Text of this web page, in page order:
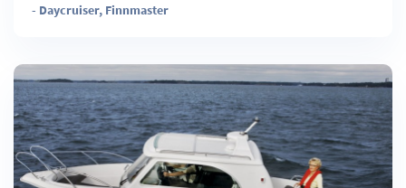
- Daycruiser, Finnmaster